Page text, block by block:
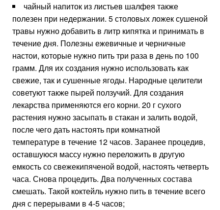
чайный напиток из листьев шалфея также
полезен при недержании. 5 столовых ложек сушеной
травы нужно добавить в литр кипятка и принимать в
течение дня. Полезны ежевичные и черничные
настои, которые нужно пить три раза в день по 100
грамм. Для их создания нужно использовать как
свежие, так и сушенные ягоды. Народные целители
советуют также пырей ползучий. Для создания
лекарства применяются его корни. 20 г сухого
растения нужно засыпать в стакан и залить водой,
после чего дать настоять при комнатной
температуре в течение 12 часов. Заранее процедив,
оставшуюся массу нужно переложить в другую
емкость со свежекипяченой водой, настоять четверть
часа. Снова процедить. Два полученных состава
смешать. Такой коктейль нужно пить в течение всего
дня с перерывами в 4-5 часов;